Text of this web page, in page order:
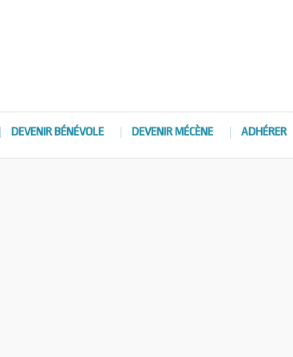
DEVENIR BÉNÉVOLE DEVENIR MÉCÈNE ADHÉRER